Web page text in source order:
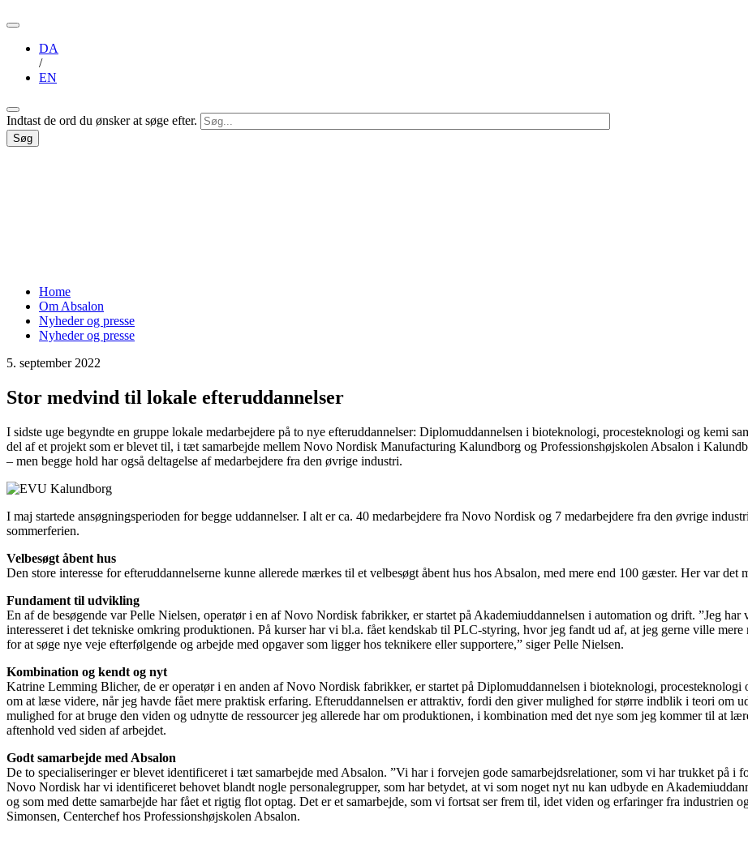
DA
/
EN
Indtast de ord du ønsker at søge efter.
Home
Om Absalon
Nyheder og presse
Nyheder og presse
5. september 2022
Stor medvind til lokale efteruddannelser
I sidste uge begyndte en gruppe lokale medarbejdere på to nye efteruddannelser: Diplomuddannelsen i bioteknologi, procesteknologi og kemi
del af et projekt som er blevet til, i tæt samarbejde mellem Novo Nordisk Manufacturing Kalundborg og Professionshøjskolen Absalon i
– men begge hold har også deltagelse af medarbejdere fra den øvrige industri.
I maj startede ansøgningsperioden for begge uddannelser. I alt er ca. 40 medarbejdere fra Novo Nordisk og 7 medarbejdere fra den øvrige
sommerferien.
Velbesøgt åbent hus
Den store interesse for efteruddannelserne kunne allerede mærkes til et velbesøgt åbent hus hos Absalon, med mere end 100 gæster. Her var
Fundament til udvikling
En af de besøgende var Pelle Nielsen, operatør i en af Novo Nordisk fabrikker, er startet på Akademiuddannelsen i automation og drift. ”Jeg
interesseret i det tekniske omkring produktionen. På kurser har vi bl.a. fået kendskab til PLC-styring, hvor jeg fandt ud af, at jeg gerne ville
for at søge nye veje efterfølgende og arbejde med opgaver som ligger hos teknikere eller supportere,” siger Pelle Nielsen.
Kombination og kendt og nyt
Katrine Lemming Blicher, de er operatør i en anden af Novo Nordisk fabrikker, er startet på Diplomuddannelsen i bioteknologi, procesteknologi
om at læse videre, når jeg havde fået mere praktisk erfaring. Efteruddannelsen er attraktiv, fordi den giver mulighed for større indblik i teori om
mulighed for at bruge den viden og udnytte de ressourcer jeg allerede har om produktionen, i kombination med det nye som jeg kommer til at
aftenhold ved siden af arbejdet.
Godt samarbejde med Absalon
De to specialiseringer er blevet identificeret i tæt samarbejde med Absalon. ”Vi har i forvejen gode samarbejdsrelationer, som vi har trukket på i
Novo Nordisk har vi identificeret behovet blandt nogle personalegrupper, som har betydet, at vi som noget nyt nu kan udbyde en
og som med dette samarbejde har fået et rigtig flot optag. Det er et samarbejde, som vi fortsat ser frem til, idet viden og erfaringer fra industrien
Simonsen, Centerchef hos Professionshøjskolen Absalon.